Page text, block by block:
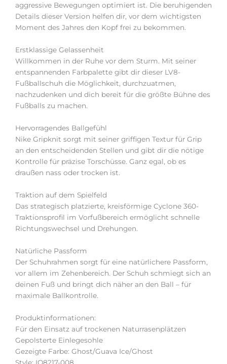
aggressive Bewegungen optimiert ist. Die beruhigenden
Details dieser Version helfen dir, vor dem wichtigsten
Moment des Jahres den Kopf frei zu bekommen.
Erstklassige Gelassenheit
Willkommen in der Ruhe vor dem Sturm. Mit seiner
entspannenden Farbpalette gibt dir dieser LV8-
Fußballschuh die Möglichkeit, durchzuatmen,
nachzudenken und dich bereit für die größte Bühne des
Fußballs zu machen.
Hervorragendes Ballgefühl
Nike Gripknit sorgt mit seiner griffigen Textur für Grip
an den entscheidenden Stellen und gibt dir die nötige
Kontrolle für präzise Torschüsse. Ganz egal, ob es
draußen nass oder trocken ist.
Traktion auf dem Spielfeld
Das strategisch platzierte, kreisförmige Cyclone 360-
Traktionsprofil im Vorfußbereich ermöglicht schnelle
Richtungswechsel und Drehungen.
Natürliche Passform
Der Schuhrahmen sorgt für eine natürlichere Passform,
vor allem im Zehenbereich. Der Schuh schmiegt sich an
deinen Fuß und bringt dich näher an den Ball – für
maximale Ballkontrolle.
Produktinformationen:
Für den Einsatz auf trockenen Naturrasenplätzen
Gepolsterte Einlegesohle
Gezeigte Farbe: Ghost/Guava Ice/Ghost
Style: IO8217-008